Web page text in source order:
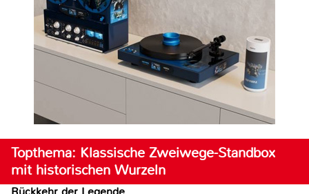
Topthema: Klassische Zweiwege-Standbox
mit historischen Wurzeln